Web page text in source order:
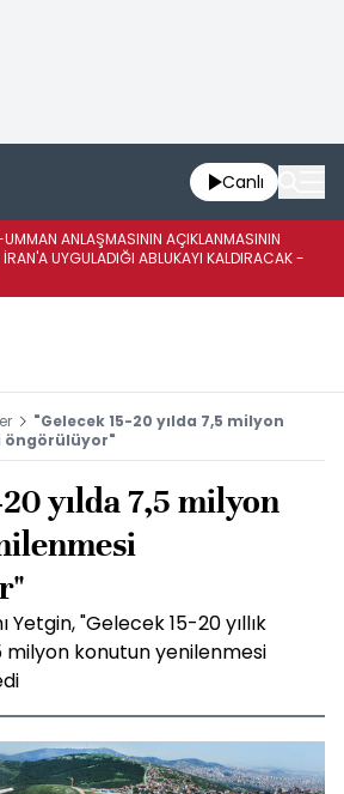
Canlı
ANLAŞMASININ AÇIKLANMASININ
UYGULADIĞI ABLUKAYI KALDIRACAK -
"Gelecek 15-20 yılda 7,5 milyon
öngörülüyor"
yılda 7,5 milyon
Yetgin, "Gelecek 15-20 yıllık
konutun yenilenmesi